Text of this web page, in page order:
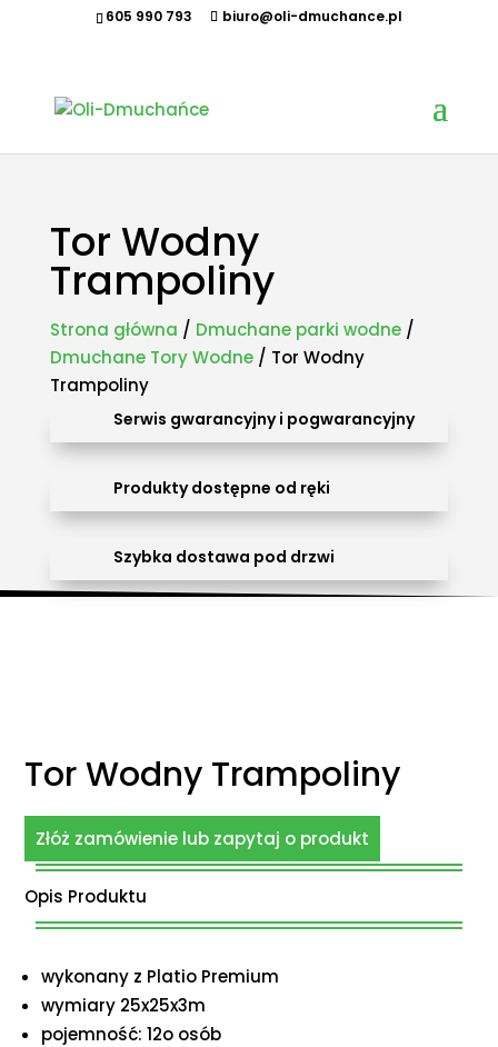
605 990 793 biuro@oli-dmuchance.pl
Oferujemy zamki dmuchane, zjeżdżalnie dmuchane, zjeżdżalnie wodne, dmuchane place zabaw,
tory przeszkód, zamki weselne, parki wodne dmuchane, namioty dmuchane, hale namiotowe,
wynajem dmuchańców, organizacja imprez plenerowych, piana party, popcorn, wata cukrowa,
Tor Wodny
Trampoliny
Strona główna / Dmuchane parki wodne/
Dmuchane Tory Wodne/ Tor Wodny
Trampoliny
Serwis gwarancyjny i pogwarancyjny
Produkty dostępne od ręki
Szybka dostawa pod drzwi
Tor Wodny Trampoliny
Złóż zamówienie lub zapytaj o produkt
Opis Produktu
wykonany z Platio Premium
wymiary 25x25x3m
pojemność: 12o osób